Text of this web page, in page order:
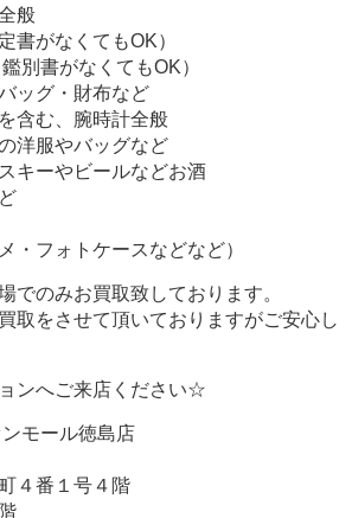
般
書がなくてもOK）
別書がなくてもOK）
ッグ・財布など
含む、腕時計全般
洋服やバッグなど
キーやビールなどお酒
・フォトケースなどなど）
でのみお買取致しております。
取をさせて頂いておりますがご安心し
ンへご来店ください☆
モール徳島店
４番１号４階